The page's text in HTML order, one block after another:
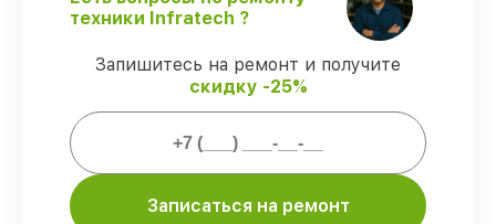
Поддержка после ремонта – все все
виды ремонта защищены официальной
гарантией Infratech.
Мы гарантируем:
присутствии
техники Infratech ?
Запишитесь на ремонт и получите
скидку -25%
Записаться на ремонт